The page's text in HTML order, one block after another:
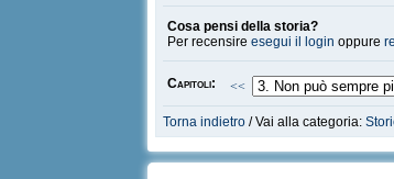
Cosa pensi della storia?
Per recensireesegui il login oppure
Capitoli: <<
Torna indietro / Vai alla categoria: